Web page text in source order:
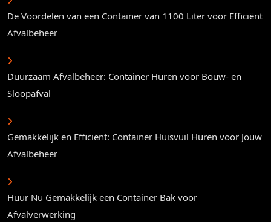
De Voordelen van een Container van 1100 Liter voor Efficiënt
Afvalbeheer
Duurzaam Afvalbeheer: Container Huren voor Bouw- en
Sloopafval
Gemakkelijk en Efficiënt: Container Huisvuil Huren voor Jouw
Afvalbeheer
Huur Nu Gemakkelijk een Container Bak voor
Afvalverwerking